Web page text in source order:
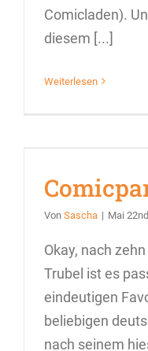
Comicladen).
diesem [...]
Weiterlesen
Von Sascha | Mai
Okay, nach
Trubel ist es
eindeutigen
beliebigen
nach seinem